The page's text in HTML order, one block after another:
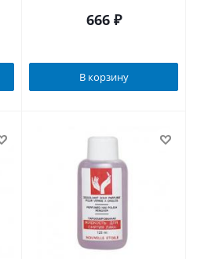
666₽
В корзину